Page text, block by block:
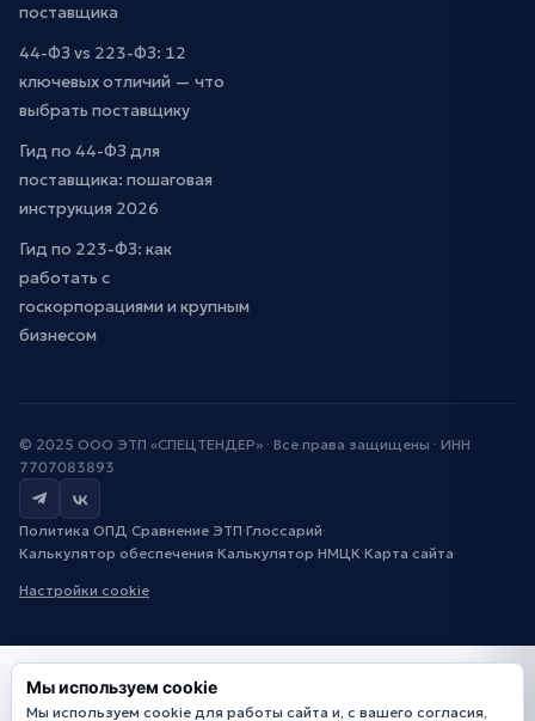
поставщика
44-ФЗ vs 223-ФЗ: 12
ключевых отличий — что
выбрать поставщику
Гид по 44-ФЗ для
поставщика: пошаговая
инструкция 2026
Гид по 223-ФЗ: как
работать с
госкорпорациями и крупным
бизнесом
© 2025 ООО ЭТП «СПЕЦТЕНДЕР» · Все права защищены · ИНН
7707083893
Политика ОПД ·Сравнение ЭТП·Глоссарий·
Калькулятор обеспечения·Калькулятор НМЦК·Карта сайта·
Настройки cookie
Мы используем cookie
Мы используем cookie для работы сайта и, с вашего согласия,